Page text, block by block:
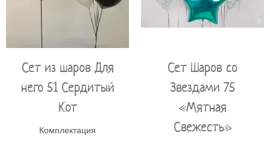
Сет из шаров Для
него 51 Сердитый
Кот
Комплектация
Сет Шаров со
Звездами 75
«Мятная
Свежесть»